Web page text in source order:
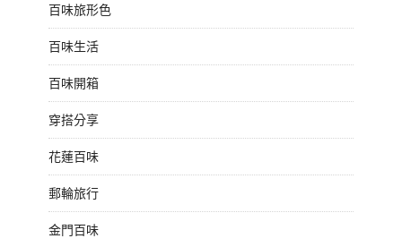
百味旅形色
百味生活
百味開箱
穿搭分享
花蓮百味
郵輪旅行
金門百味